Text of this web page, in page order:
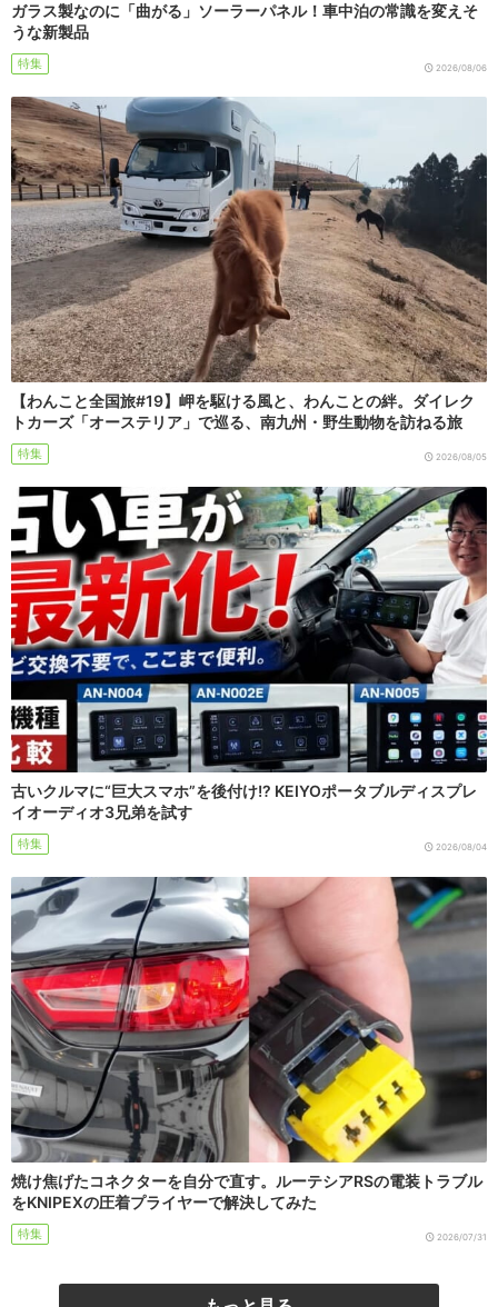
ガラス製なのに「曲がる」ソーラーパネル！車中泊の常識を変えそ
うな新製品
特集 2026/08/06
【わんこと全国旅#19】岬を駆ける風と、わんことの絆。ダイレク
トカーズ「オーステリア」で巡る、南九州・野生動物を訪ねる旅
特集 2026/08/05
古いクルマに“巨大スマホ”を後付け!? KEIYOポータブルディスプレ
イオーディオ3兄弟を試す
特集 2026/08/04
焼け焦げたコネクターを自分で直す。ルーテシアRSの電装トラブル
をKNIPEXの圧着プライヤーで解決してみた
特集 2026/07/31